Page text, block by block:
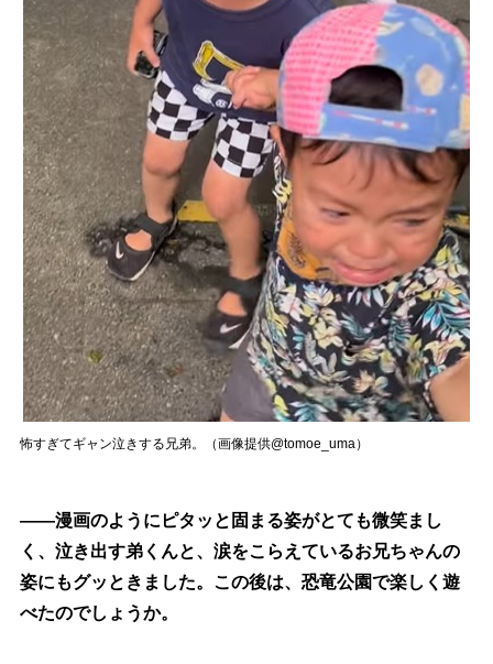
怖すぎてギャン泣きする兄弟。（画像提供@tomoe_uma）
――漫画のようにピタッと固まる姿がとても微笑まし
く、泣き出す弟くんと、涙をこらえているお兄ちゃんの
姿にもグッときました。この後は、恐竜公園で楽しく遊
べたのでしょうか。